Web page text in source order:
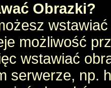
Obrazki?
możliwość
wstawiać
serwerze, np.